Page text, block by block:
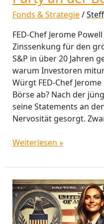
Fonds & Strategie/
FED-Chef Jerome
Zinssenkung für den
S&P in über 20 Jahren
warum Investoren
Würgt FED-Chef
Börse ab? Nach der
seine Statements an
Nervosität gesorgt.
Weiterlesen »
EZB
und
FED:
Die